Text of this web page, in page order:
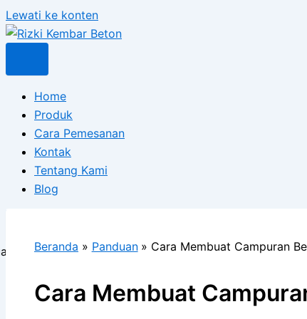
Lewati ke konten
Home
Produk
Cara Pemesanan
Kontak
Tentang Kami
Blog
Beranda
Panduan Cara Membuat Campuran
Cara Membuat